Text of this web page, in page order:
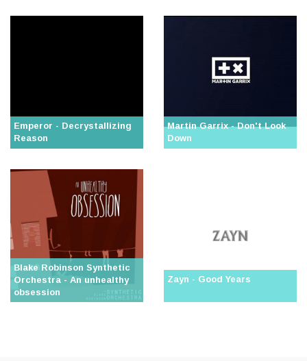
Emperor - Decrystallizing
Reason
Martin Garrix - Don't Look
Down
Blake Robinson Synthetic
Orchestra - An unhealthy
obsession
Zayn - Good Years